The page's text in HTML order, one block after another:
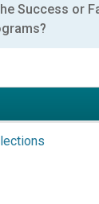
Success or